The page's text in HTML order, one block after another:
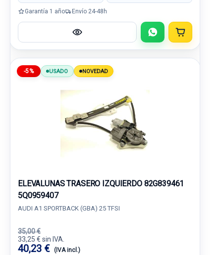
Garantía 1 año Envío 24-48h
-5% USADO NOVEDAD
ELEVALUNAS TRASERO IZQUIERDO 82G839461
5Q0959407
AUDI A1 SPORTBACK (GBA) 25 TFSI
35,00 €
33,25 € sin IVA.
40,23 € (IVA incl.)